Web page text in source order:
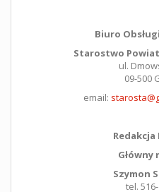
Biuro
Starostwo
ul.
09-500
email:
Szymon
tel.